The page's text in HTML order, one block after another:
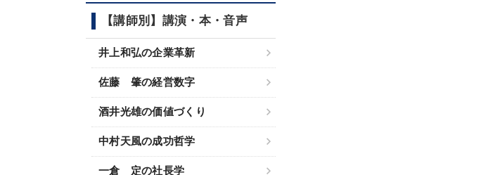
【講師別】講演・本・音声
井上和弘の企業革新
佐藤 肇の経営数字
酒井光雄の価値づくり
中村天風の成功哲学
一倉 定の社長学